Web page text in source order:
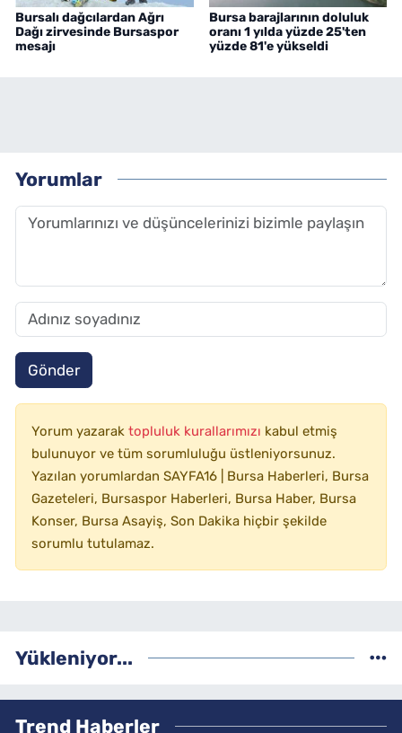
Bursalı dağcılardan Ağrı
Dağı zirvesinde Bursaspor
mesajı
Bursa barajlarının doluluk
oranı 1 yılda yüzde 25'ten
yüzde 81'e yükseldi
Yorumlar
Gönder
Yorum yazarak topluluk kurallarımızı kabul etmiş
bulunuyor ve tüm sorumluluğu üstleniyorsunuz.
Yazılan yorumlardan SAYFA16 | Bursa Haberleri, Bursa
Gazeteleri, Bursaspor Haberleri, Bursa Haber, Bursa
Konser, Bursa Asayiş, Son Dakika hiçbir şekilde
sorumlu tutulamaz.
Yükleniyor...
Trend Haberler